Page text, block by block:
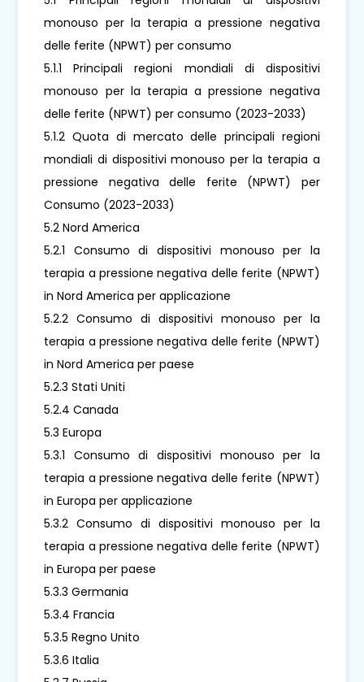
monouso per la terapia a pressione negativa
delle ferite (NPWT) per consumo
5.1.1 Principali regioni mondiali di dispositivi
monouso per la terapia a pressione negativa
delle ferite (NPWT) per consumo (2023-2033)
5.1.2 Quota di mercato delle principali regioni
mondiali di dispositivi monouso per la terapia a
pressione negativa delle ferite (NPWT) per
Consumo (2023-2033)
5.2 Nord America
5.2.1 Consumo di dispositivi monouso per la
terapia a pressione negativa delle ferite (NPWT)
in Nord America per applicazione
5.2.2 Consumo di dispositivi monouso per la
terapia a pressione negativa delle ferite (NPWT)
in Nord America per paese
5.2.3 Stati Uniti
5.2.4 Canada
5.3 Europa
5.3.1 Consumo di dispositivi monouso per la
terapia a pressione negativa delle ferite (NPWT)
in Europa per applicazione
5.3.2 Consumo di dispositivi monouso per la
terapia a pressione negativa delle ferite (NPWT)
in Europa per paese
5.3.3 Germania
5.3.4 Francia
5.3.5 Regno Unito
5.3.6 Italia